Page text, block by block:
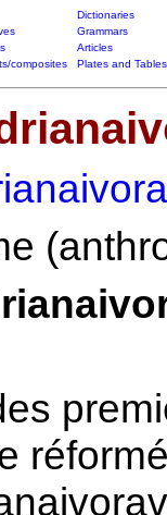
Dictionaries
Grammars
Articles
composites Plates and Tables